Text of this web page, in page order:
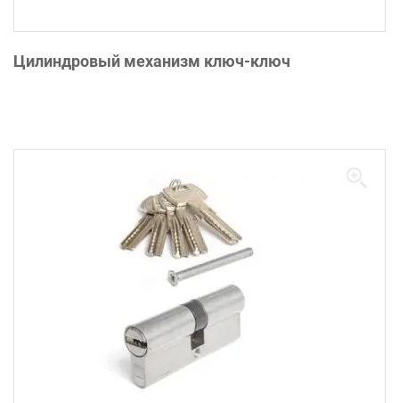
Цилиндровый механизм ключ-ключ